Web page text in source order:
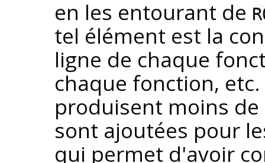
en les entourant de
tel élément est la
ligne de chaque
chaque fonction,
produisent moins de
sont ajoutées pour
qui permet d'avoir